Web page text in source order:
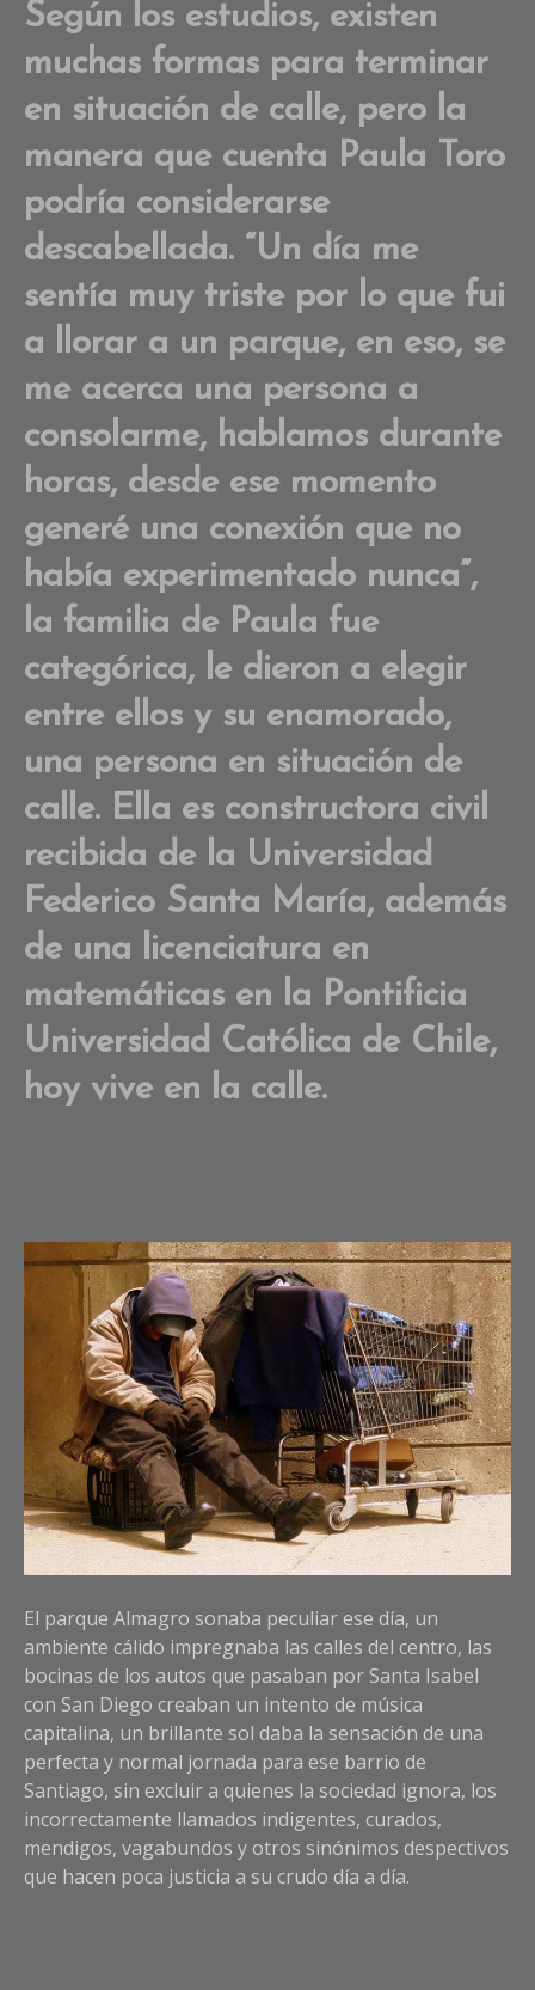
Según los estudios, existen
muchas formas para terminar
en situación de calle, pero la
manera que cuenta Paula Toro
podría considerarse
descabellada. “Un día me
sentía muy triste por lo que fui
a llorar a un parque, en eso, se
me acerca una persona a
consolarme, hablamos durante
horas, desde ese momento
generé una conexión que no
había experimentado nunca”,
la familia de Paula fue
categórica, le dieron a elegir
entre ellos y su enamorado,
una persona en situación de
calle. Ella es constructora civil
recibida de la Universidad
Federico Santa María, además
de una licenciatura en
matemáticas en la Pontificia
Universidad Católica de Chile,
hoy vive en la calle.
El parque Almagro sonaba peculiar ese día, un
ambiente cálido impregnaba las calles del centro, las
bocinas de los autos que pasaban por Santa Isabel
con San Diego creaban un intento de música
capitalina, un brillante sol daba la sensación de una
perfecta y normal jornada para ese barrio de
Santiago, sin excluir a quienes la sociedad ignora, los
incorrectamente llamados indigentes, curados,
mendigos, vagabundos y otros sinónimos despectivos
que hacen poca justicia a su crudo día a día.